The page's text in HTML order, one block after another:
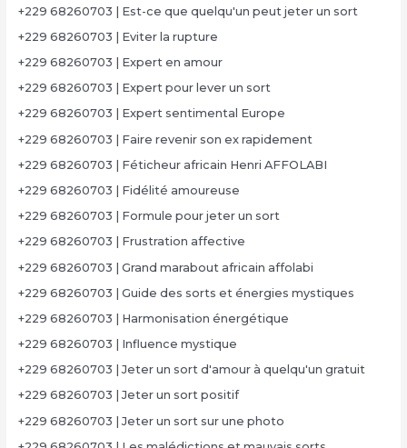
+229 68260703 | Est-ce que quelqu'un peut jeter un sort
+229 68260703 | Eviter la rupture
+229 68260703 | Expert en amour
+229 68260703 | Expert pour lever un sort
+229 68260703 | Expert sentimental Europe
+229 68260703 | Faire revenir son ex rapidement
+229 68260703 | Féticheur africain Henri AFFOLABI
+229 68260703 | Fidélité amoureuse
+229 68260703 | Formule pour jeter un sort
+229 68260703 | Frustration affective
+229 68260703 | Grand marabout africain affolabi
+229 68260703 | Guide des sorts et énergies mystiques
+229 68260703 | Harmonisation énergétique
+229 68260703 | Influence mystique
+229 68260703 | Jeter un sort d'amour à quelqu'un gratuit
+229 68260703 | Jeter un sort positif
+229 68260703 | Jeter un sort sur une photo